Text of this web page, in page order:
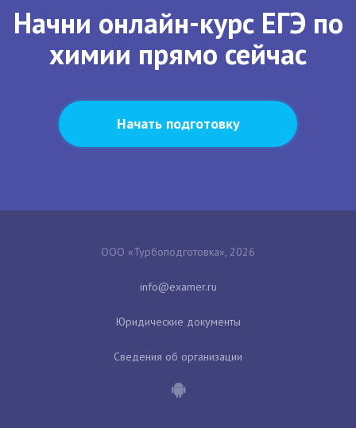
Начни онлайн-курс ЕГЭ по
химии прямо сейчас
Начать подготовку
ООО «Турбоподготовка», 2026
Юридические документы
Сведения об организации